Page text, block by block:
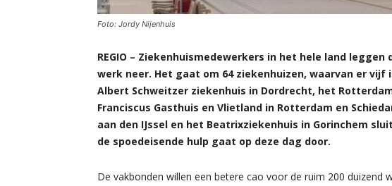
Foto: Jordy Nijenhuis
REGIO – Ziekenhuismedewerkers in het hele land
werk neer. Het gaat om 64 ziekenhuizen, waarvan er vijf
Albert Schweitzer ziekenhuis in Dordrecht, het
Franciscus Gasthuis en Vlietland in Rotterdam en
aan den IJssel en het Beatrixziekenhuis in Gorinchem
de spoedeisende hulp gaat op deze dag door.
De vakbonden willen een betere cao voor de ruim 200 duizend